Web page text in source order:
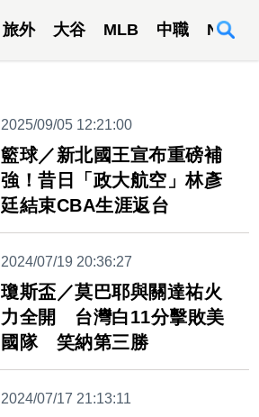
旅外 大谷 MLB 中職 NBA
2025/09/05 12:21:00
籃球／新北國王宣布重磅補
強！昔日「政大航空」林彥
廷結束CBA生涯返台
2024/07/19 20:36:27
瓊斯盃／莫巴耶與關達祐火
力全開 台灣白11分擊敗美
國隊 笑納第三勝
2024/07/17 21:13:11